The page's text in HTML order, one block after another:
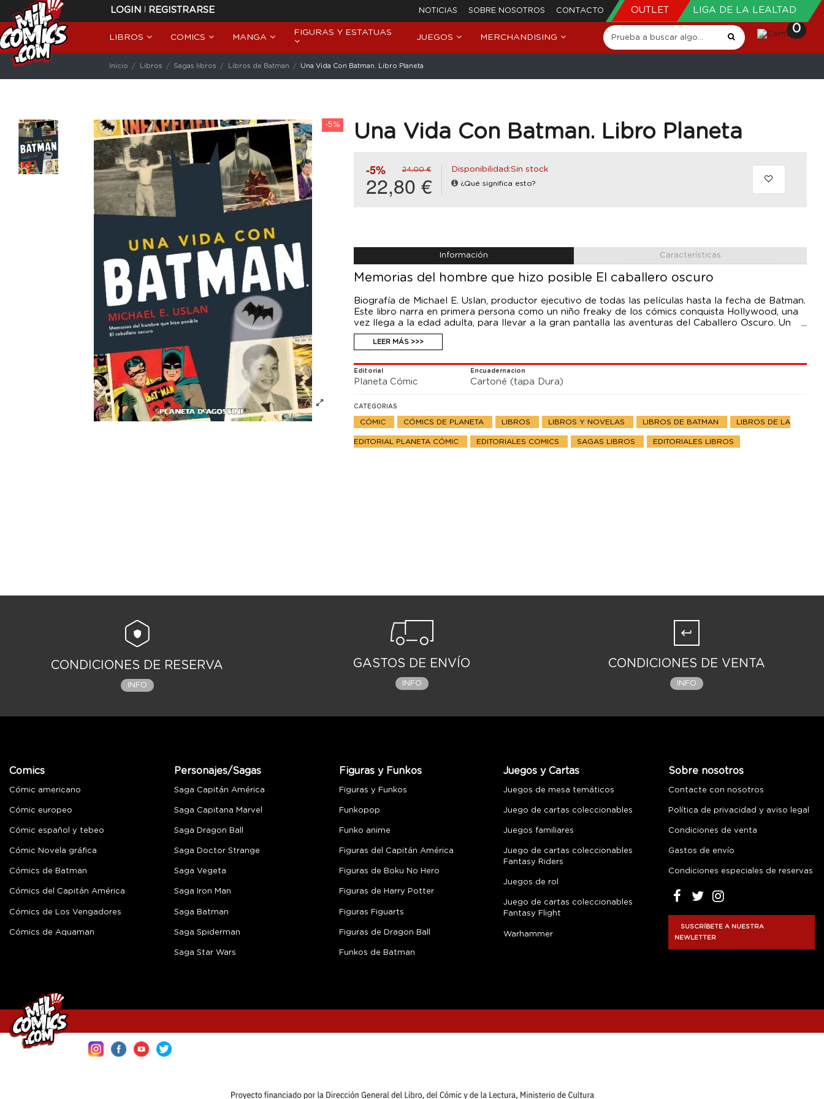
LOGIN | REGISTRARSE NOTICIAS SOBRE NOSOTROS CONTACTO OUTLET LIGA DE LA LEALTAD
LIBROS COMICS MANGA
FIGURAS Y ESTATUAS
JUEGOS MERCHANDISING
0
Inicio Libros Sagas libros Libros de Batman Una Vida Con Batman. Libro Planeta
-5% Una Vida Con Batman. Libro Planeta
-5% 24,00 €
22,80 €
Disponibilidad:Sin stock
¿Qué significa esto?
Información Características
Memorias del hombre que hizo posible El caballero oscuro
Biografía de Michael E. Uslan, productor ejecutivo de todas las películas hasta la fecha de Batman.
Este libro narra en primera persona como un niño freaky de los cómics conquista Hollywood, una
vez llega a la edad adulta, para llevar a la gran pantalla las aventuras del Caballero Oscuro. Un
recopilatorio vital de curiosidades, anécdotas, vivencias y entresijos sobre las adaptaciones.
Batman y se dio cuenta de lo que podía llegar a ser. Verás cómo Michael Uslan cogió un
superhéroe de cómic y, a través de la magia de las películas, ayudó a convertirlo en un icono
LEER MÁS >>>
Editorial
Planeta Cómic
Encuadernacion
Cartoné (tapa Dura)
CATEGORIAS
CÓMIC CÓMICS DE PLANETA LIBROS LIBROS Y NOVELAS LIBROS DE BATMAN LIBROS DE LA
EDITORIAL PLANETA CÓMIC EDITORIALES COMICS SAGAS LIBROS EDITORIALES LIBROS
CONDICIONES DE RESERVA
INFO
GASTOS DE ENVÍO
INFO
CONDICIONES DE VENTA
INFO
Comics
Cómic americano
Cómic europeo
Cómic español y tebeo
Cómic Novela gráfica
Cómics de Batman
Cómics del Capitán América
Cómics de Los Vengadores
Cómics de Aquaman
Personajes/Sagas
Saga Capitán América
Saga Capitana Marvel
Saga Dragon Ball
Saga Doctor Strange
Saga Vegeta
Saga Iron Man
Saga Batman
Saga Spiderman
Saga Star Wars
Figuras y Funkos
Figuras y Funkos
Funkopop
Funko anime
Figuras del Capitán América
Figuras de Boku No Hero
Figuras de Harry Potter
Figuras Figuarts
Figuras de Dragon Ball
Funkos de Batman
Juegos y Cartas
Juegos de mesa temáticos
Juego de cartas coleccionables
Juegos familiares
Juego de cartas coleccionables
Fantasy Riders
Juegos de rol
Juego de cartas coleccionables
Fantasy Flight
Warhammer
Sobre nosotros
Contacte con nosotros
Política de privacidad y aviso legal
Condiciones de venta
Gastos de envío
Condiciones especiales de reservas
SUSCRÍBETE A NUESTRA
NEWLETTER